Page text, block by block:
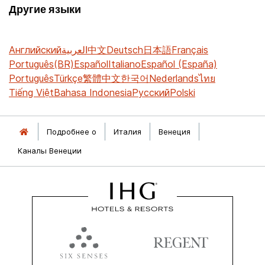
Другие языки
Английскийالعربية中文Deutsch日本語Français
Português(BR)EspañolItalianoEspañol (España)
PortuguêsTürkçe繁體中文한국어Nederlandsไทย
Tiếng ViệtBahasa IndonesiaРусскийPolski
Подробнее о Италия
Венеция
Каналы Венеции